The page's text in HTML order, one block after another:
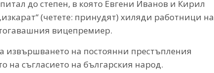
до степен, в която Евгени Иванов и Кирил
(четете: принудят) хиляди работници на
вицепремиер.
извършването на постоянни престъпления
на съгласието на българския народ.